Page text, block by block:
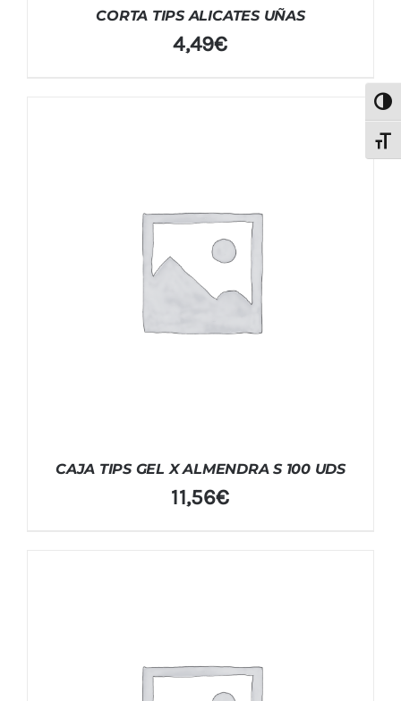
CORTA TIPS ALICATES UÑAS
4,49€
CAJA TIPS GEL X ALMENDRA S 100 UDS
11,56€